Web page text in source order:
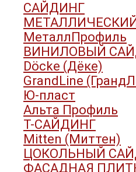
САЙДИНГ
МеталлПрофиль
ВИНИЛОВЫЙ
Döcke (Дёке)
GrandLine
Ю-пласт
Альта Профиль
Т-САЙДИНГ
Mitten (Миттен)
ЦОКОЛЬНЫЙ
ФАСАДНАЯ